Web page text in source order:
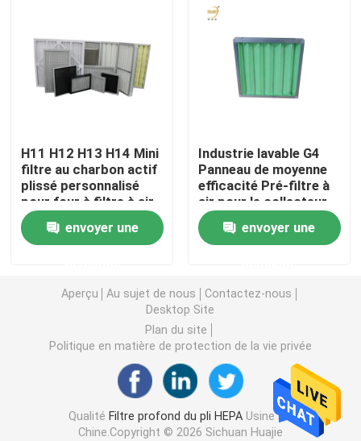
Unité de FFU
Filtre à air de sac
Filtre à air de HEPA
Filtre du joint HEPA de gel
Filtre à hautes températures de HEPA
Filtre de banque de V
H11 H12 H13 H14 Mini
filtre au charbon actif
plissé personnalisé
pour four à filtre à air
envoyer une
Industrie lavable G4
Panneau de moyenne
efficacité Pré-filtre à
air pour le collecteur
de poussière HVAC
envoyer une
Aperçu Au sujet de nous
Contactez-nous
Desktop Site
Plan du site
Politique en matière de protection de la vie privée
Qualité Filtre profond du pli HEPA Usine De
Chine.Copyright © 2026 Sichuan Huajie